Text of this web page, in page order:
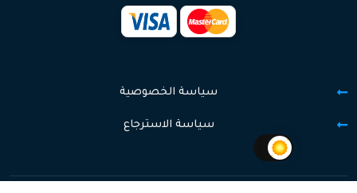
سياسة الخصوصية
سياسة الاسترجاع